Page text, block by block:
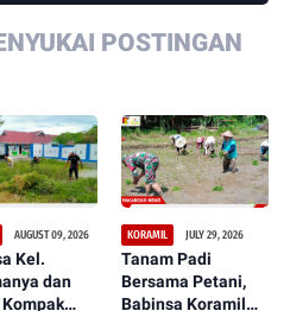
POSTINGAN
AUGUST 09, 2026
Kel.
dan
KORAMIL JULY 29, 2026
Tanam Padi
Bersama Petani,
Babinsa Koramil